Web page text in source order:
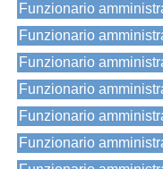
Funzionario
Funzionario
Funzionario
Funzionario
Funzionario
Funzionario